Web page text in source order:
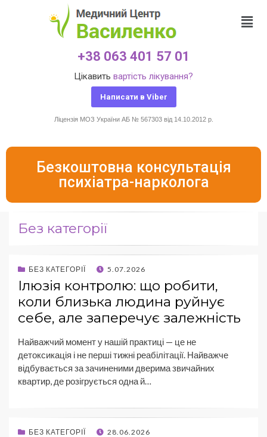
+38 063 401 57 01
Цікавить вартість лікування?
Написати в Viber
Ліцензія МОЗ України АБ № 567303 від 14.10.2012 р.
Безкоштовна консультація
психіатра-нарколога
Без категорії
БЕЗ КАТЕГОРІЇ 5.07.2026
Ілюзія контролю: що робити,
коли близька людина руйнує
себе, але заперечує залежність
Найважчий момент у нашій практиці — це не
детоксикація і не перші тижні реабілітації. Найважче
відбувається за зачиненими дверима звичайних
квартир, де розігрується одна й…
БЕЗ КАТЕГОРІЇ 28.06.2026